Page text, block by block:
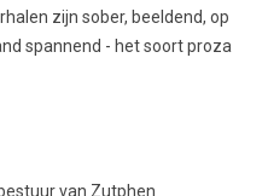
zijn sober, beeldend, op
spannend - het soort proza
van Zutphen